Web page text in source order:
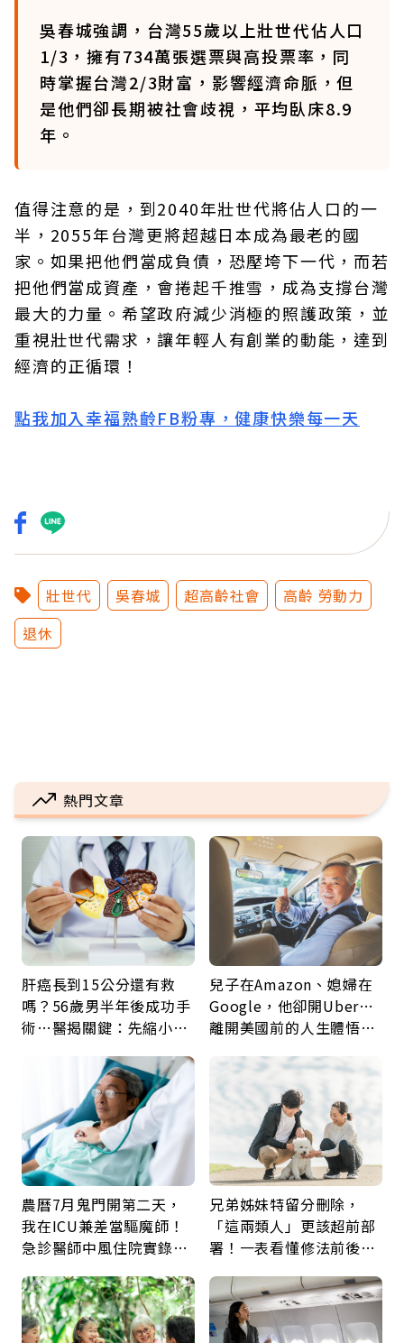
吳春城強調，台灣55歲以上壯世代佔人口
1/3，擁有734萬張選票與高投票率，同
時掌握台灣2/3財富，影響經濟命脈，但
是他們卻長期被社會歧視，平均臥床8.9
年。
值得注意的是，到2040年壯世代將佔人口的一
半，2055年台灣更將超越日本成為最老的國
家。如果把他們當成負債，恐壓垮下一代，而若
把他們當成資產，會捲起千推雪，成為支撐台灣
最大的力量。希望政府減少消極的照護政策，並
重視壯世代需求，讓年輕人有創業的動能，達到
經濟的正循環！
點我加入幸福熟齡FB粉專，健康快樂每一天
壯世代 吳春城 超高齡社會
高齡 勞動力
退休
熱門文章
肝癌長到15公分還有救
嗎？56歲男半年後成功手
術…醫揭關鍵：先縮小腫
兒子在Amazon、媳婦在
Google，他卻開Uber…
離開美國前的人生體悟：
農曆7月鬼門開第二天，
我在ICU兼差當驅魔師！
急診醫師中風住院實錄：
兄弟姊妹特留分刪除，
「這兩類人」更該超前部
署！一表看懂修法前後差
更多